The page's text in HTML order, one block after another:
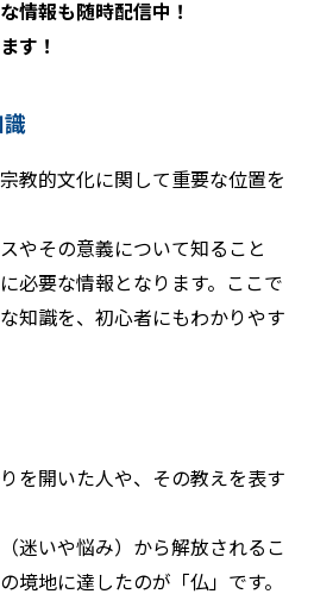
情報も随時配信中！
す！
教的文化に関して重要な位置を
やその意義について知ること
必要な情報となります。ここで
知識を、初心者にもわかりやす
を開いた人や、その教えを表す
迷いや悩み）から解放されるこ
境地に達したのが「仏」です。